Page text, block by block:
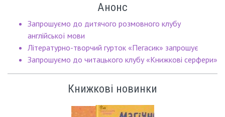
Анонс
Запрошуємо до дитячого розмовного клубу
англійської мови
Літературно-творчий гурток «Пегасик» запрошує
Запрошуємо до читацького клубу «Книжкові серфери»
Книжкові новинки